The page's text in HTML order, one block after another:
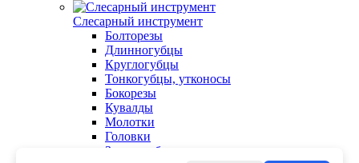
Слесарный инструмент
Болторезы
Длинногубцы
Круглогубцы
Тонкогубцы, утконосы
Бокорезы
Кувалды
Молотки
Головки
Зенкера, бородки, кернеры